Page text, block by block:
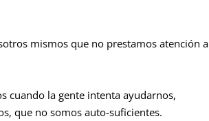
mismos que no prestamos atención a
cuando la gente intenta ayudarnos,
que no somos auto-suficientes.